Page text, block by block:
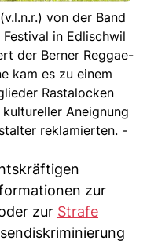
von der Band
in Edlischwil
der Berner Reggae-
kam es zu einem
Rastalocken
Aneignung
reklamierten. -
zur
zur Strafe